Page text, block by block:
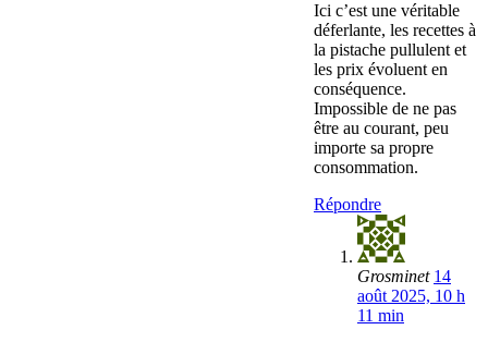
Ici c’est une véritable
déferlante, les recettes à
la pistache pullulent et
les prix évoluent en
conséquence.
Impossible de ne pas
être au courant, peu
importe sa propre
consommation.
Répondre
Grosminet 14
août 2025, 10 h
11 min